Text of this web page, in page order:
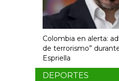
Colombia en alerta:
de terrorismo”
Espriella
DEPORTES